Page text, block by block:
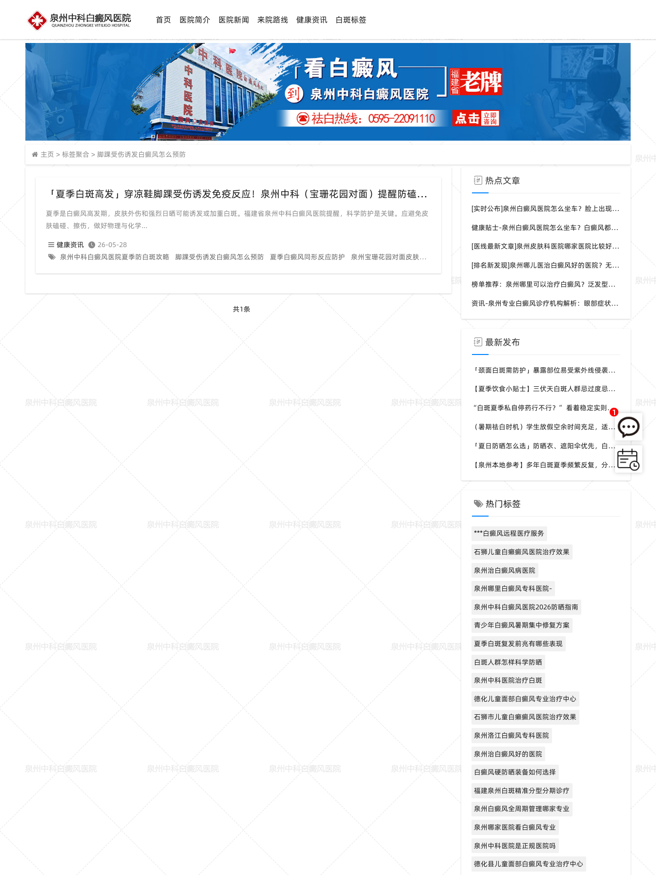
首页 医院简介 医院新闻 来院路线 健康资讯 白斑标签
主页 > 标签聚合 > 脚踝受伤诱发白癜风怎么预防
「夏季白斑高发」穿凉鞋脚踝受伤诱发免疫反应！泉州中科（宝珊花园对面）提醒防磕碰与防晒。
夏季是白癜风高发期，皮肤外伤和强烈日晒可能诱发或加重白斑。福建省泉州中科白癜风医院提醒，科学防护是关键。应避免皮
肤磕碰、擦伤，做好物理与化学...
健康资讯
26-05-28
泉州中科白癜风医院夏季防白斑攻略
脚踝受伤诱发白癜风怎么预防 夏季白癜风同形反应防护 泉州宝珊花园对面皮肤医院 白癜风夏季防晒与防磕碰指南
共1条
热点文章
[实时公布]泉州白癜风医院怎么坐车？脸上出现白点是什么病？
健康贴士-泉州白癜风医院怎么坐车？白癜风都是哪种症状呢？
[医线最新文章]泉州皮肤科医院哪家医院比较好？身上一片白一片白是怎么回事？
[排名新发现]泉州哪儿医治白癜风好的医院？无症状能检测白癜风吗？
榜单推荐：泉州哪里可以治疗白癜风？泛发型白癜风怎样治疗效果会更好？
资讯-泉州专业白癜风诊疗机构解析：眼部症状识别与科学干预方案
最新发布
「颈面白斑需防护」暴露部位易受紫外线侵袭，夏季白斑优先护好头颈手背，泉州中科白癜风医院给出防护建议
【夏季饮食小贴士】三伏天白斑人群忌过度忌口，均衡补充营养，泉州中科白癜风医院科普白斑人群夏日饮食原则
“白斑夏季私自停药行不行？” 看着稳定实则黑素细胞脆弱，泉州中科白癜风医院提醒切勿自行中断干预
（暑期祛白时机）学生放假空余时间充足，适合白斑系统调理，泉州中科白癜风医院暑期白斑就诊可提前了解
「夏日防晒怎么选」防晒衣、遮阳伞优先，白斑部位慎用刺激性防晒，泉州中科白癜风医院分享硬核防晒思路
【泉州本地参考】多年白斑夏季频繁反复，分不清稳定还是进展期，泉州中科白癜风医院可做白斑专项检测
热门标签
***白癜风远程医疗服务
石狮儿童白癞癜风医院治疗效果
泉州治白癜风病医院
泉州哪里白癜风专科医院-
泉州中科白癜风医院2026防晒指南
青少年白癜风暑期集中修复方案
夏季白斑复发前兆有哪些表现
白斑人群怎样科学防晒
泉州中科医院治疗白斑
德化儿童面部白癜风专业治疗中心
石狮市儿童白癞癜风医院治疗效果
泉州洛江白癜风专科医院
泉州治白癜风好的医院
白癜风硬防晒装备如何选择
福建泉州白斑精准分型分期诊疗
泉州白癜风全周期管理哪家专业
泉州哪家医院看白癜风专业
泉州中科医院是正规医院吗
德化县儿童面部白癜风专业治疗中心
1